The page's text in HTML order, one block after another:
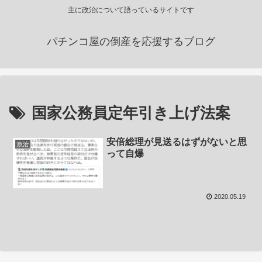
主に政治について語っているサイトです
パチンコ屋の倒産を応援するブログ
国家公務員定年引き上げ法案
政治
安倍総理が見送るはずがないと思
って自爆
2020.05.19